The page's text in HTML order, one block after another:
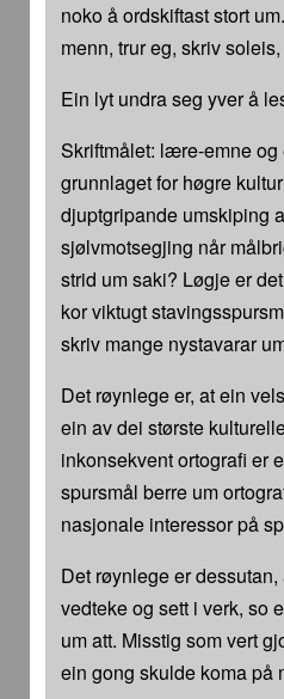
noko å ordskiftast stort
menn, trur eg, skriv
Ein lyt undra seg yver å
Skriftmålet: lære-emne og
grunnlaget for høgre
djuptgripande umskiping
sjølvmotsegjing når
strid um saki? Løgje er
kor viktugt
skriv mange nystavarar
Det røynlege er, at ein
ein av dei største
inkonsekvent ortografi er
spursmål berre um
nasjonale interessor på
Det røynlege er
vedteke og sett i verk, so
um att. Misstig som vert
ein gong skulde koma på